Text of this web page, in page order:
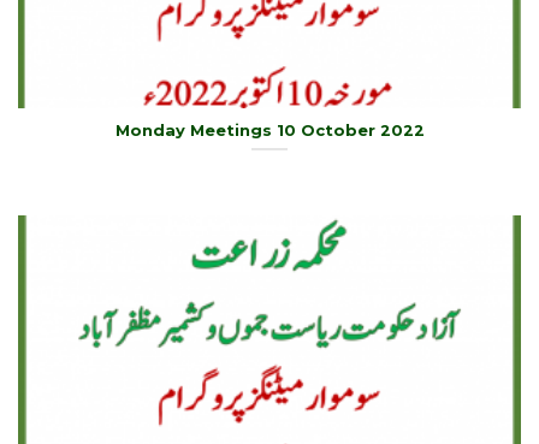
Monday Meetings 10 October 2022